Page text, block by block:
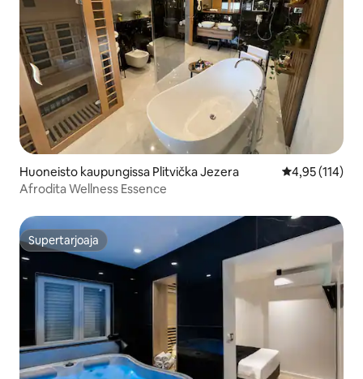
Huoneisto kaupungissa Plitvička Jezera
4,95 (114)
Afrodita Wellness Essence
Supertarjoaja
Supertarjoaja